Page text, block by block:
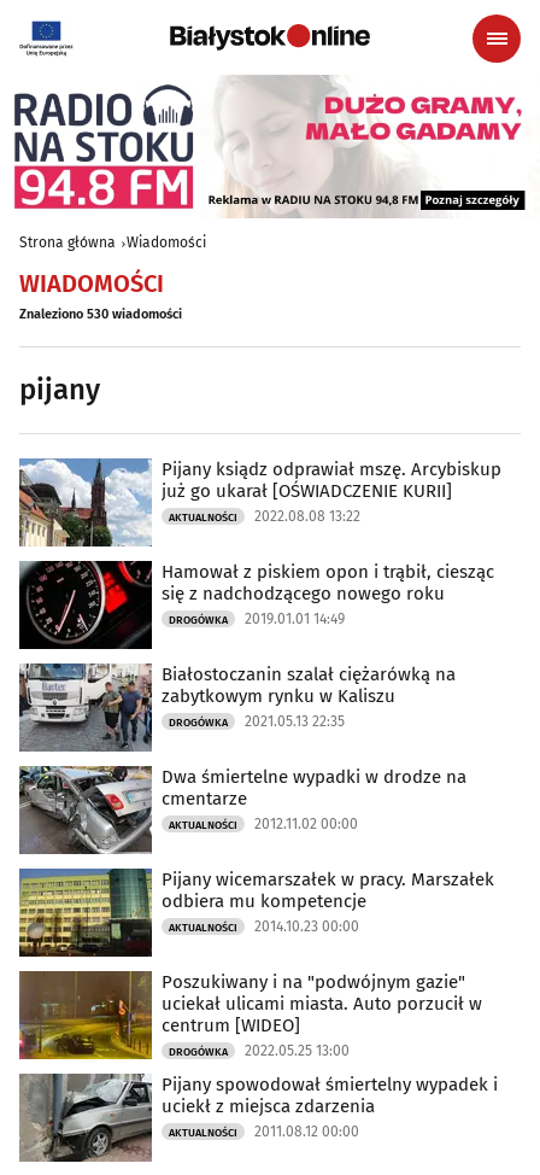
Strona główna Wiadomości
WIADOMOŚCI
Znaleziono 530 wiadomości
pijany
Pijany ksiądz odprawiał mszę. Arcybiskup
już go ukarał [OŚWIADCZENIE KURII]
AKTUALNOŚCI 2022.08.08 13:22
Hamował z piskiem opon i trąbił, ciesząc
się z nadchodzącego nowego roku
DROGÓWKA 2019.01.01 14:49
Białostoczanin szalał ciężarówką na
zabytkowym rynku w Kaliszu
DROGÓWKA 2021.05.13 22:35
Dwa śmiertelne wypadki w drodze na
cmentarze
AKTUALNOŚCI 2012.11.02 00:00
Pijany wicemarszałek w pracy. Marszałek
odbiera mu kompetencje
AKTUALNOŚCI 2014.10.23 00:00
Poszukiwany i na "podwójnym gazie"
uciekał ulicami miasta. Auto porzucił w
centrum [WIDEO]
DROGÓWKA 2022.05.25 13:00
Pijany spowodował śmiertelny wypadek i
uciekł z miejsca zdarzenia
AKTUALNOŚCI 2011.08.12 00:00